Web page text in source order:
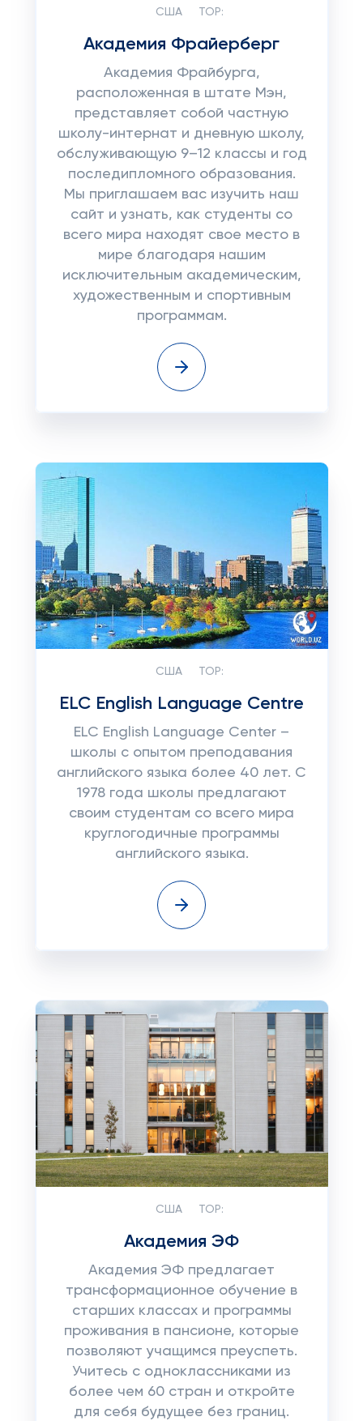
США TOP:
Академия Фрайерберг
Академия Фрайбурга,
расположенная в штате Мэн,
представляет собой частную
школу-интернат и дневную школу,
обслуживающую 9–12 классы и год
последипломного образования.
Мы приглашаем вас изучить наш
сайт и узнать, как студенты со
всего мира находят свое место в
мире благодаря нашим
исключительным академическим,
художественным и спортивным
программам.
США TOP:
ELC English Language Centre
ELC English Language Center –
школы с опытом преподавания
английского языка более 40 лет. С
1978 года школы предлагают
своим студентам со всего мира
круглогодичные программы
английского языка.
США TOP:
Академия ЭФ
Академия ЭФ предлагает
трансформационное обучение в
старших классах и программы
проживания в пансионе, которые
позволяют учащимся преуспеть.
Учитесь с одноклассниками из
более чем 60 стран и откройте
для себя будущее без границ.